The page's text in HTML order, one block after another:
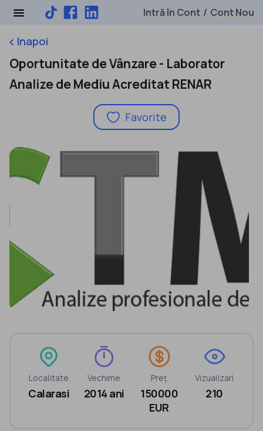
Intră în Cont / Cont Nou
keyboard_arrow_leftInapoi
Oportunitate de Vânzare - Laborator
Analize de Mediu Acreditat RENAR
Favorite
Localitate
Calarasi
Vechime
2014 ani
Preț
150000
EUR
Vizualizari
210